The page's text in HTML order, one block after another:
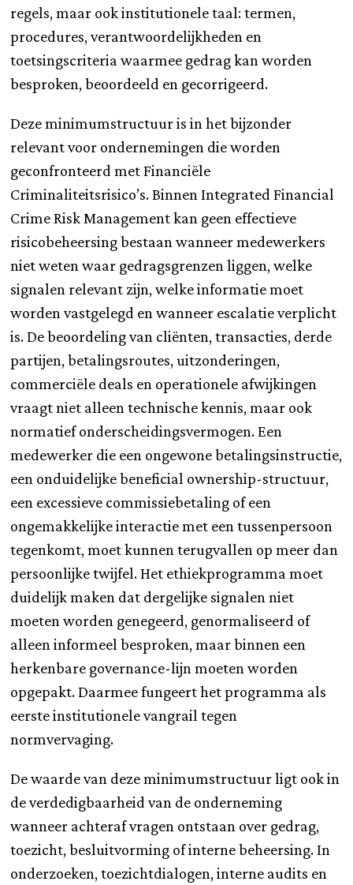
regels, maar ook institutionele taal: termen,
procedures, verantwoordelijkheden en
toetsingscriteria waarmee gedrag kan worden
besproken, beoordeeld en gecorrigeerd.
Deze minimumstructuur is in het bijzonder
relevant voor ondernemingen die worden
geconfronteerd met Financiële
Criminaliteitsrisico’s. Binnen Integrated Financial
Crime Risk Management kan geen effectieve
risicobeheersing bestaan wanneer medewerkers
niet weten waar gedragsgrenzen liggen, welke
signalen relevant zijn, welke informatie moet
worden vastgelegd en wanneer escalatie verplicht
is. De beoordeling van cliënten, transacties, derde
partijen, betalingsroutes, uitzonderingen,
commerciële deals en operationele afwijkingen
vraagt niet alleen technische kennis, maar ook
normatief onderscheidingsvermogen. Een
medewerker die een ongewone betalingsinstructie,
een onduidelijke beneficial ownership-structuur,
een excessieve commissiebetaling of een
ongemakkelijke interactie met een tussenpersoon
tegenkomt, moet kunnen terugvallen op meer dan
persoonlijke twijfel. Het ethiekprogramma moet
duidelijk maken dat dergelijke signalen niet
moeten worden genegeerd, genormaliseerd of
alleen informeel besproken, maar binnen een
herkenbare governance-lijn moeten worden
opgepakt. Daarmee fungeert het programma als
eerste institutionele vangrail tegen
normvervaging.
De waarde van deze minimumstructuur ligt ook in
de verdedigbaarheid van de onderneming
wanneer achteraf vragen ontstaan over gedrag,
toezicht, besluitvorming of interne beheersing. In
onderzoeken, toezichtdialogen, interne audits en